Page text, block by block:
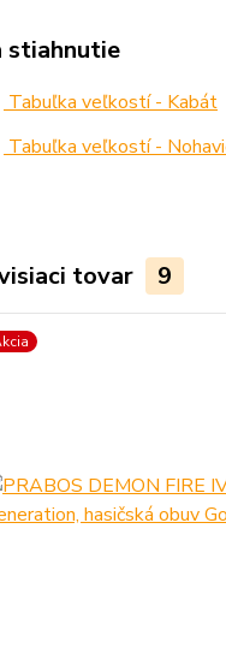
stiahnutie
Tabuľka veľkostí - Kabát
Tabuľka veľkostí -
tovar 9